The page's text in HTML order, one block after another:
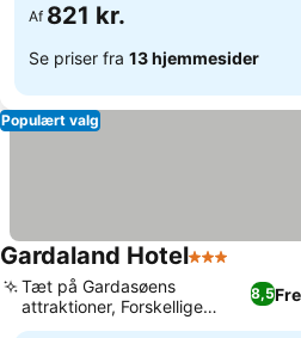
Af 821 kr.
Se priser fra 13 hjemmesider
Populært valg
Gardaland Hotel3 Stjerner
8,5
Tæt på Gardasøens
attraktioner, Forskellige
spiseoplevelser